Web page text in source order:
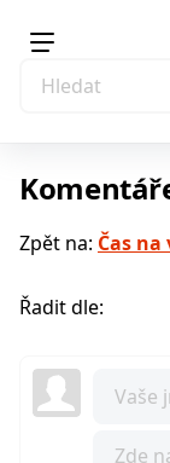
Zpět na: Čas
Řadit dle: